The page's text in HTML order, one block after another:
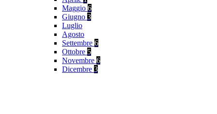
Maggio 6
Giugno 3
Luglio
Agosto
Settembre 6
Ottobre 5
Novembre 6
Dicembre 3